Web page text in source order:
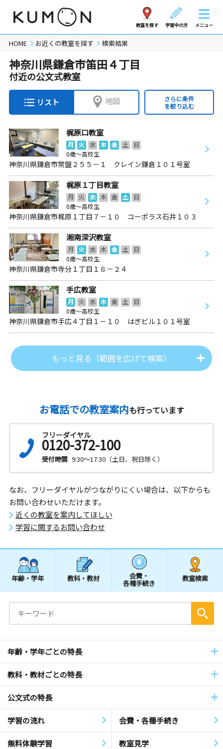
教室を探す 学習中の方 メニュー
HOME お近くの教室を探す 検索結果
神奈川県鎌倉市笛田４丁目
付近の公文式教室
リスト 地図
さらに条件
を絞り込む
梶原口教室
月 火 水 木 金 土
日
0歳～高校生
神奈川県鎌倉市常盤２５５－１ クレイン鎌倉１０１号室
梶原１丁目教室
月 火 水 木 金 土
日
0歳～高校生
神奈川県鎌倉市梶原１丁目７－１０ コーポラス石井１０３
湘南深沢教室
月 火 水 木 金 土
日
0歳～高校生
神奈川県鎌倉市寺分１丁目１８－２４
手広教室
月 火 水 木 金 土
日
0歳～高校生
神奈川県鎌倉市手広４丁目１－１０ はぎビル１０１号室
もっと見る（範囲を広げて検索）
お電話での教室案内も行っています
フリーダイヤル
0120-372-100
受付時間 9:30～17:30（土日、祝日除く）
なお、フリーダイヤルがつながりにくい場合は、以下からも
お問い合わせいただけます。
近くの教室を案内してほしい
学習に関するお問い合わせ
年齢・学年 教科・教材 会費・
各種手続き
教室検索
年齢・学年ごとの特長
教科・教材ごとの特長
公文式の特長
学習の流れ 会費・各種手続き
無料体験学習 教室見学